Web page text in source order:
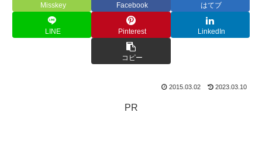
Misskey Facebook はてブ
LINE Pinterest LinkedIn
コピー
2015.03.02 2023.03.10
PR